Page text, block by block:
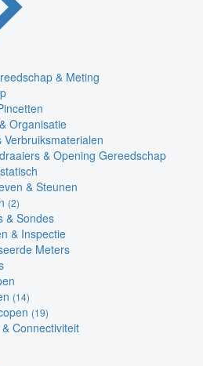
& Meting
Organisatie
Verbruiksmaterialen
& Opening Gereedschap
& Steunen
(2)
& Sondes
& Inspectie
Meters
(14)
(19)
Connectiviteit